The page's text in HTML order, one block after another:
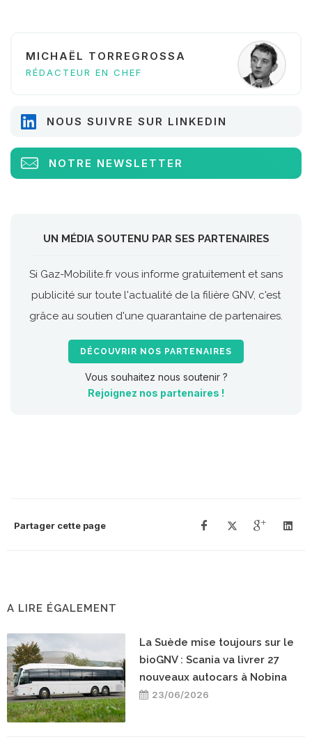
MICHAËL TORREGROSSA
RÉDACTEUR EN CHEF
NOUS SUIVRE SUR LINKEDIN
NOTRE NEWSLETTER
UN MÉDIA SOUTENU PAR SES PARTENAIRES
Si Gaz-Mobilite.fr vous informe gratuitement et sans
publicité sur toute l'actualité de la filière GNV, c'est
grâce au soutien d'une quarantaine de partenaires.
DÉCOUVRIR NOS PARTENAIRES
Vous souhaitez nous soutenir ?
Rejoignez nos partenaires !
Partager cette page
A LIRE ÉGALEMENT
La Suède mise toujours sur le
bioGNV : Scania va livrer 27
nouveaux autocars à Nobina
23/06/2026